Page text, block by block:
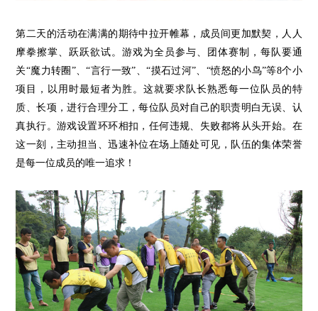
第二 天的活动在满满的期待中拉开帷幕， 成员间更加默契，人人
摩拳擦掌、跃跃欲试。游戏为全员参与、团体赛制，每队要通
关“魔力转圈”、“言行一致”、“摸石过河”、“愤怒的小鸟”等8个小
项目，以用时最短者为胜。这就要求队长熟悉每一位队员的特
质、长项，进行合理分工，每位队员对自己的职责明白无误、认
真执行。游戏设置环环相扣，任何违规、失败都将从头开始。在
这一刻，主动担当、迅速补位在场上随处可见，队伍的集体荣誉
是每一位成员的唯一追求！